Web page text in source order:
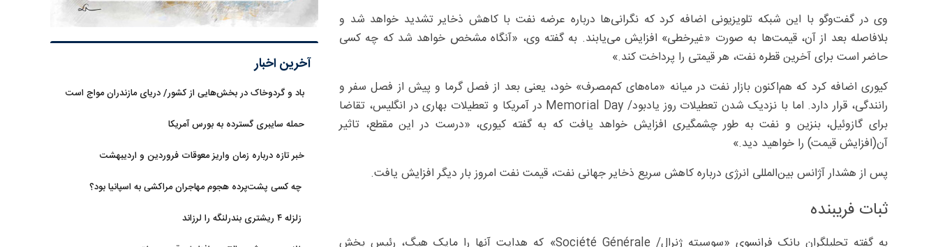
وی در گفت‌وگو با این شبکه تلویزیونی اضافه کرد که نگرانی‌ها درباره عرضه نفت با کاهش ذخایر تشدید خواهد شد و
بلافاصله بعد از آن، قیمت‌ها به صورت «غیرخطی» افزایش می‌یابند. به گفته وی، «آنگاه مشخص خواهد شد که چه کسی
حاضر است برای آخرین قطره نفت، هر قیمتی را پرداخت کند.»
کیوری اضافه کرد که هم‌اکنون بازار نفت در میانه «ماه‌های کم‌مصرف» خود، یعنی بعد از فصل گرما و پیش از فصل سفر و
رانندگی، قرار دارد. اما با نزدیک شدن تعطیلات روز یادبود/ Memorial Day در آمریکا و تعطیلات بهاری در انگلیس، تقاضا
برای گازوئیل، بنزین و نفت به طور چشمگیری افزایش خواهد یافت که به گفته کیوری، «درست در این مقطع، تاثیر
آن(افزایش قیمت) را خواهید دید.»
پس از هشدار آژانس بین‌المللی انرژی درباره کاهش سریع ذخایر جهانی نفت، قیمت نفت امروز بار دیگر افزایش یافت.
ثبات فریبنده
به گفته تحلیلگران بانک فرانسوی «سوسیته ژنرال/ Société Générale» که هدایت آنها را مایک هِیگ، رئیس بخش
آخرین اخبار
باد و گردوخاک در بخش‌هایی از کشور/ دریای مازندران مواج است
حمله سایبری گسترده به بورس آمریکا
خبر تازه درباره زمان واریز معوقات فروردین و اردیبهشت
چه کسی پشت‌پرده هجوم مهاجران مراکشی به اسپانیا بود؟
زلزله ۴ ریشتری بندرلنگه را لرزاند